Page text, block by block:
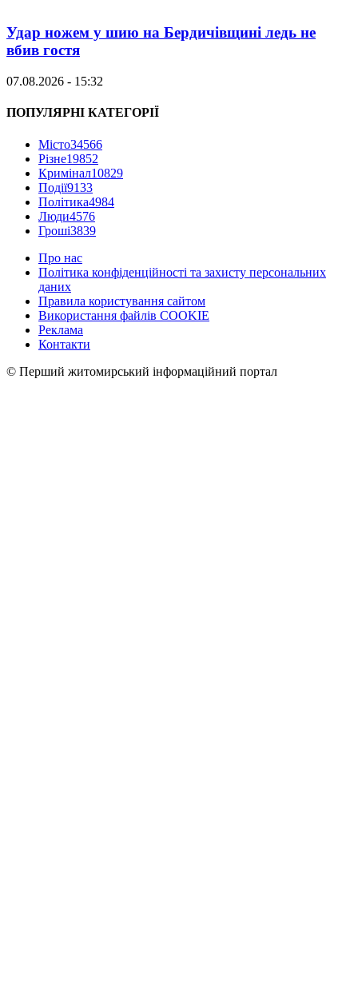
Удар ножем у шию на Бердичівщині ледь не
вбив гостя
07.08.2026 - 15:32
ПОПУЛЯРНІ КАТЕГОРІЇ
Місто34566
Різне19852
Кримінал10829
Події9133
Політика4984
Люди4576
Гроші3839
Про нас
Політика конфіденційності та захисту персональних
даних
Правила користування сайтом
Використання файлів COOKIE
Реклама
Контакти
© Перший житомирський інформаційний портал